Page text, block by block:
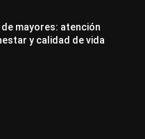
de mayores: atención
y calidad de vida